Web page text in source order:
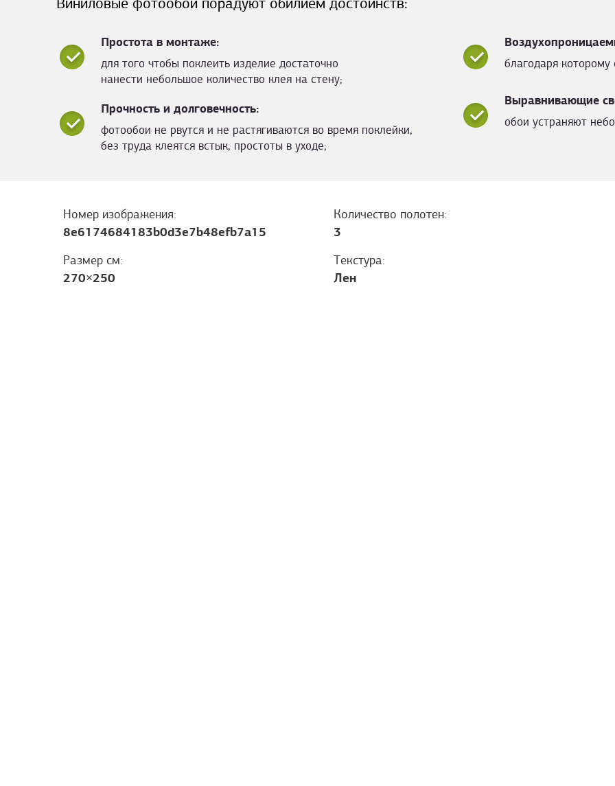
Простота в монтаже:
для того чтобы поклеить изделие достаточно
нанести небольшое количество клея на стену;
благодаря
Выравнивающие
обои устраняют
Прочность и долговечность:
фотообои не рвутся и не растягиваются во время поклейки,
без труда клеятся встык, простоты в уходе;
Номер изображения:
8e6174684183b0d3e7b48efb7a15
Количество полотен:
3
Размер см:
270×250
Текстура:
Лен